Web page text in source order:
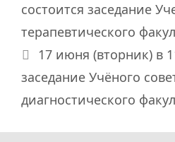
состоится заседание
терапевтического
17 июня (вторник) в
заседание Учёного
диагностического